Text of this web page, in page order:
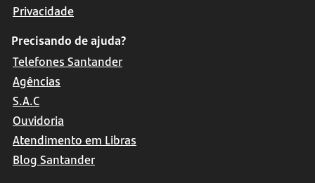
Privacidade
Precisando de ajuda?
Telefones Santander
Agências
S.A.C
Ouvidoria
Atendimento em Libras
Blog Santander